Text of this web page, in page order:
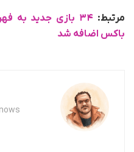
مرتبط:
۳۴ بازی جدید
باکس اضافه شد